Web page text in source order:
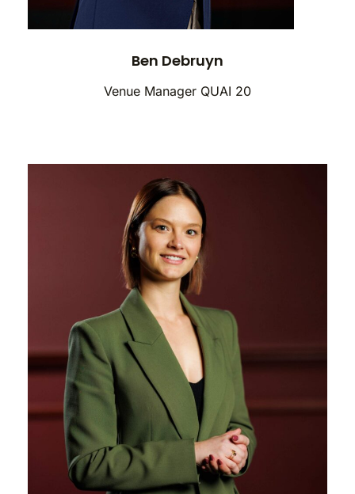
Ben Debruyn
Venue Manager QUAI 20